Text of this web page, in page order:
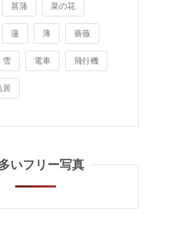
菖蒲 菜の花
蓮 薄 薔薇
雪 電車 飛行機
居
いフリー写真